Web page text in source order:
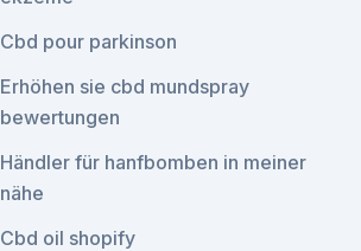
Cbd pour parkinson
Erhöhen sie cbd mundspray
bewertungen
Händler für hanfbomben in meiner
nähe
Cbd oil shopify